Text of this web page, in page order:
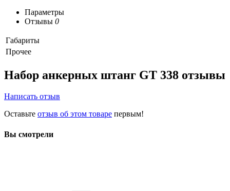
Параметры
Отзывы 0
Габариты
Прочее
Набор анкерных штанг GT 338 отзывы
Написать отзыв
Оставьте отзыв об этом товаре первым!
Вы смотрели